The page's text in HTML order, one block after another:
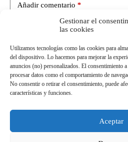
Gestionar el
las cookies
Utilizamos tecnologías como las cookies para
del dispositivo. Lo hacemos para mejorar la
anuncios (no) personalizados. El consentimiento
procesar datos como el comportamiento de
No consentir o retirar el consentimiento, puede
características y funciones.
Aceptar
Añadir comentario *
Publicar el comentario